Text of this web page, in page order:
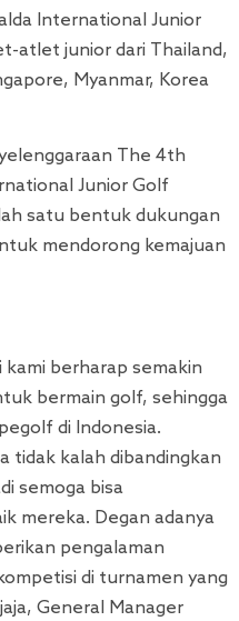
International Junior
atlet junior dari Thailand,
Myanmar, Korea
The 4th
Junior Golf
satu bentuk dukungan
mendorong kemajuan
berharap semakin
bermain golf, sehingga
di Indonesia.
tidak kalah dibandingkan
semoga bisa
mereka. Degan adanya
pengalaman
di turnamen yang
General Manager